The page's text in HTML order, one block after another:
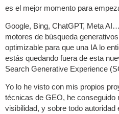
es el mejor momento para
Google, Bing, ChatGPT, Meta
motores de búsqueda
optimizable para que una IA lo
estás quedando fuera de esta
Search Generative Experience
Yo lo he visto con mis propios
técnicas de GEO, he conseguido
visibilidad, y sobre todo